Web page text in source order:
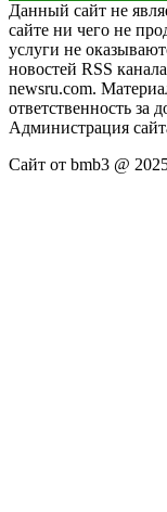
Данный сайт не
сайте ни чего не
услуги не
новостей RSS
newsru.com.
ответственность за
Администрация
Сайт от bmb3 @